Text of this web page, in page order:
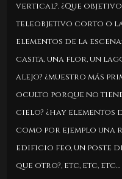
vertical?, ¿Que
teleobjetivo corto o
elementos de la
casita, una flor, un
alejo? ¿muestro más
oculto porque no tiene
cielo? ¿hay elementos
como por ejemplo una
edificio feo, un poste
que otro?, etc, etc, etc…